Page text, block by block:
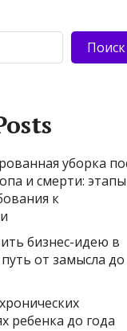
Поиск
уборка
и смерти: этапы
к
бизнес-идею в
от замысла до
ребенка до года